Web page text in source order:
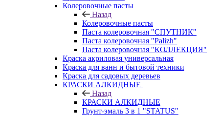
Колеровочные пасты
Назад
Колеровочные пасты
Паста колеровочная "СПУТНИК"
Паста колеровочная "Palizh"
Паста колеровочная "КОЛЛЕКЦИЯ"
Краска акриловая универсальная
Краска для ванн и бытовой техники
Краска для садовых деревьев
КРАСКИ АЛКИДНЫЕ
Назад
КРАСКИ АЛКИДНЫЕ
Грунт-эмаль 3 в 1 "STATUS"